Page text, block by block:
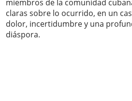
miembros de la comunidad
claras sobre lo ocurrido, en un
dolor, incertidumbre y una
diáspora.